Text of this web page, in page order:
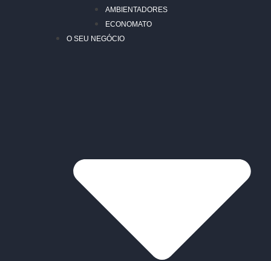
AMBIENTADORES
ECONOMATO
O SEU NEGÓCIO